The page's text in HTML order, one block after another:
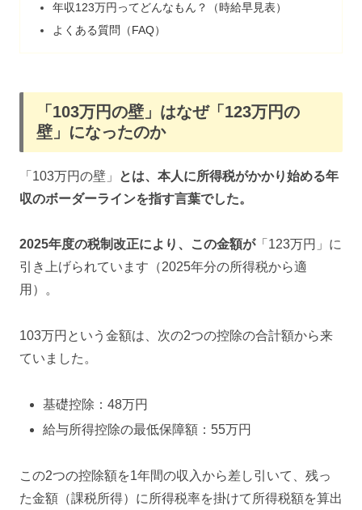
年収123万円ってどんなもん？（時給早見表）
よくある質問（FAQ）
「103万円の壁」はなぜ「123万円の
壁」になったのか
「103万円の壁」
とは、本人に所得税がかかり始める年
収のボーダーラインを指す言葉でした。
2025年度の税制改正により、この金額が「123万円」に
引き上げられています（2025年分の所得税から適
用）。
103万円という金額は、次の2つの控除の合計額から来
ていました。
基礎控除：48万円
給与所得控除の最低保障額：55万円
この2つの控除額を1年間の収入から差し引いて、残っ
た金額（課税所得）に所得税率を掛けて所得税額を算出